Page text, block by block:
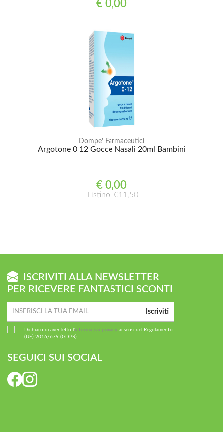
€ 0,00
Dompe' Farmaceutici
Argotone 0 12 Gocce Nasali 20ml Bambini
€ 0,00
Listino: €11,50
ISCRIVITI ALLA NEWSLETTER
PER RICEVERE FANTASTICI SCONTI
Iscriviti
Dichiaro di aver letto l'informativa privacy ai sensi del Regolamento
(UE) 2016/679 (GDPR).
SEGUICI SUI SOCIAL